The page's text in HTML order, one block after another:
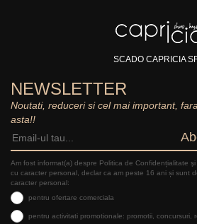
SCADO CAPRICIA
NEWSLETTER
Noutati, reduceri si cel mai important,
asta!!
Am fost informat(a) despre Politica de Confidențialitate
cu caracter personal, declar ca am peste 16 ani și sunt
caracter personal:
pentru ofertare comerciala
pentru activitati promotionale: promotii, concursuri,